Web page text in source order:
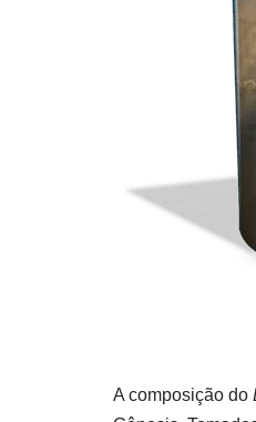
A composição do